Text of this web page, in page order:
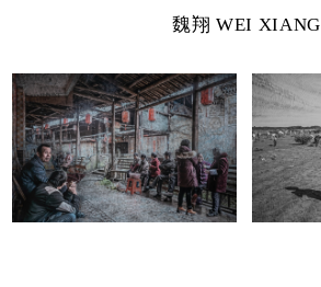
魏翔 WEI XIANG